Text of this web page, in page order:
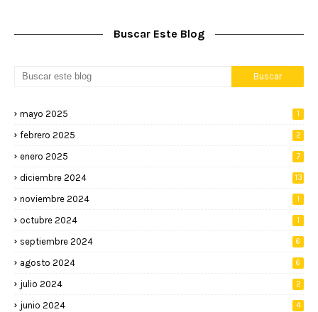
Buscar Este Blog
mayo 2025 1
febrero 2025 2
enero 2025 7
diciembre 2024 13
noviembre 2024 1
octubre 2024 1
septiembre 2024 6
agosto 2024 6
julio 2024 2
junio 2024 4